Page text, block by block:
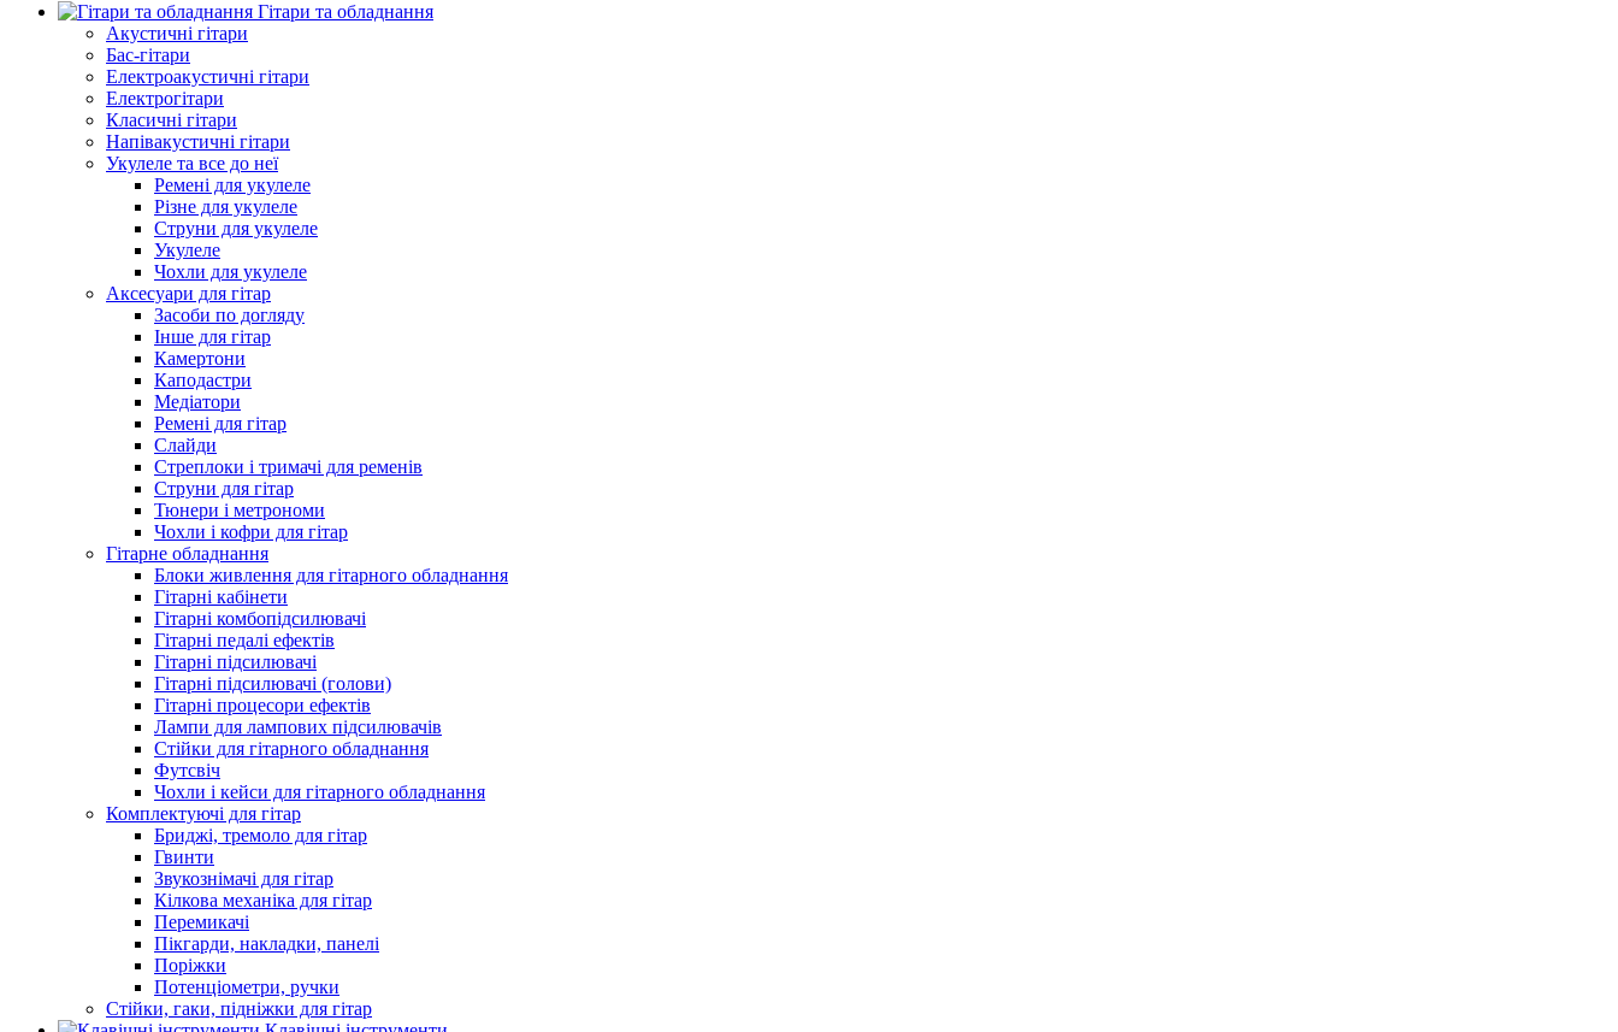
Гітари та обладнання
Акустичні гітари
Бас-гітари
Електроакустичні гітари
Електрогітари
Класичні гітари
Напівакустичні гітари
Укулеле та все до неї
Ремені для укулеле
Різне для укулеле
Струни для укулеле
Укулеле
Чохли для укулеле
Аксесуари для гітар
Засоби по догляду
Інше для гітар
Камертони
Каподастри
Медіатори
Ремені для гітар
Слайди
Стреплоки і тримачі для ременів
Струни для гітар
Тюнери і метрономи
Чохли і кофри для гітар
Гітарне обладнання
Блоки живлення для гітарного обладнання
Гітарні кабінети
Гітарні комбопідсилювачі
Гітарні педалі ефектів
Гітарні підсилювачі
Гітарні підсилювачі (голови)
Гітарні процесори ефектів
Лампи для лампових підсилювачів
Стійки для гітарного обладнання
Футсвіч
Чохли і кейси для гітарного обладнання
Комплектуючі для гітар
Бриджі, тремоло для гітар
Гвинти
Звукознімачі для гітар
Кілкова механіка для гітар
Перемикачі
Пікгарди, накладки, панелі
Поріжки
Потенціометри, ручки
Стійки, гаки, підніжки для гітар